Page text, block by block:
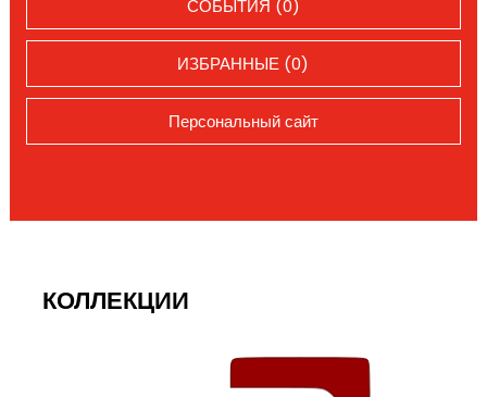
СОБЫТИЯ (0)
ИЗБРАННЫЕ (0)
Персональный сайт
КОЛЛЕКЦИИ